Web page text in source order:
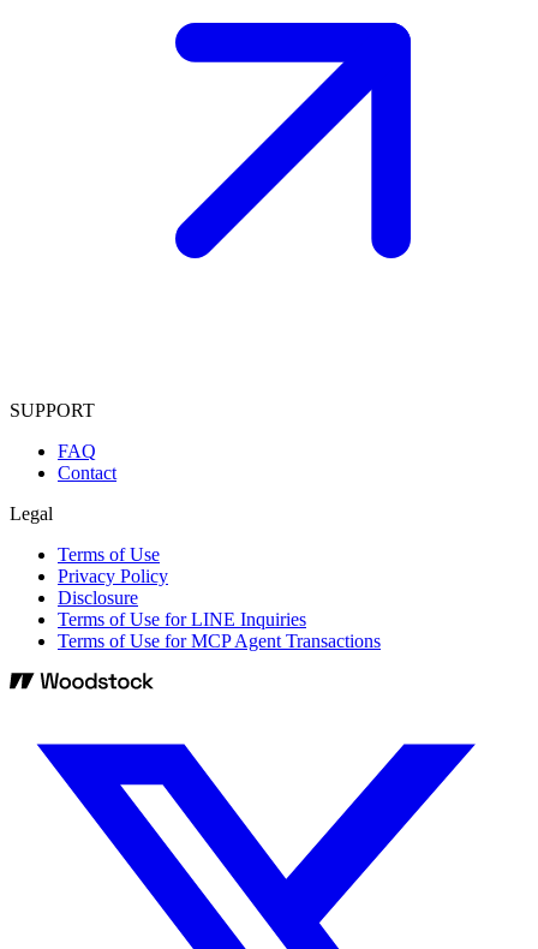
SUPPORT
FAQ
Contact
Legal
Terms of Use
Privacy Policy
Disclosure
Terms of Use for LINE Inquiries
Terms of Use for MCP Agent Transactions